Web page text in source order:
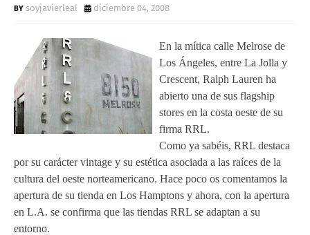
soyjavierleal diciembre 04, 2008
En la mítica calle Melrose de
Los Ángeles, entre La Jolla y
Crescent, Ralph Lauren ha
abierto una de sus flagship
stores en la costa oeste de su
firma RRL.
Como ya sabéis, RRL destaca
por su carácter vintage y su estética asociada a las raíces de la
cultura del oeste norteamericano. Hace poco os comentamos la
apertura de su tienda en Los Hamptons y ahora, con la apertura
en L.A. se confirma que las tiendas RRL se adaptan a su
entorno.